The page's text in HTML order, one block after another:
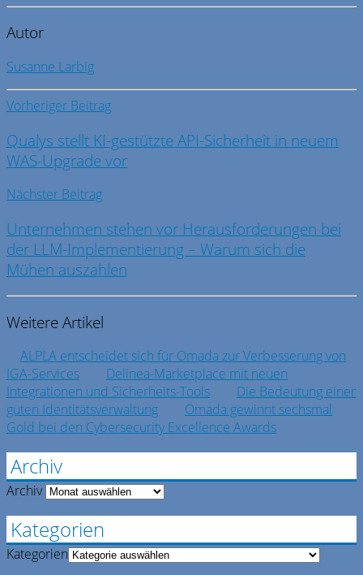
Autor
Susanne Larbig
Vorheriger Beitrag
Qualys stellt KI-gestützte API-Sicherheit in neuem
WAS-Upgrade vor
Nächster Beitrag
Unternehmen stehen vor Herausforderungen bei
der LLM-Implementierung – Warum sich die
Mühen auszahlen
Weitere Artikel
ALPLA entscheidet sich für Omada zur Verbesserung von
IGA-Services
Delinea-Marketplace mit neuen
Integrationen und Sicherheits-Tools
Die Bedeutung einer
guten Identitätsverwaltung
Omada gewinnt sechsmal
Gold bei den Cybersecurity Excellence Awards
Archiv
Archiv
Kategorien
Kategorien